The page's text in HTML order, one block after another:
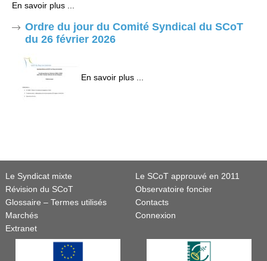
En savoir plus ...
Ordre du jour du Comité Syndical du SCoT
du 26 février 2026
En savoir plus ...
Le Syndicat mixte
Le SCoT approuvé en 2011
Révision du SCoT
Observatoire foncier
Glossaire – Termes utilisés
Contacts
Marchés
Connexion
Extranet